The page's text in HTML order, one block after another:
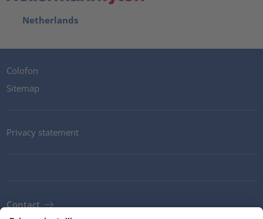
Netherlands
Colofon
Sitemap
Privacy statement
Contact